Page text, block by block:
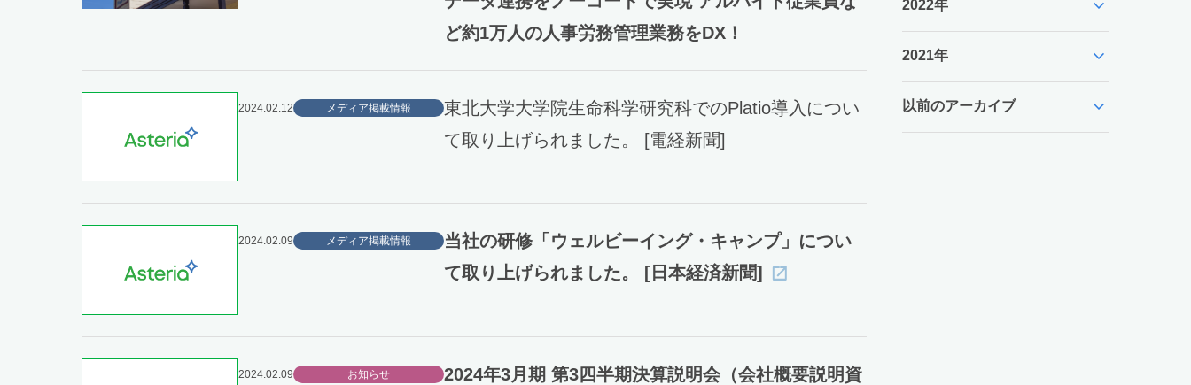
ど約1万人の人事労務管理業務をDX！
2024.02.12 メディア掲載情報
東北大学大学院生命科学研究科でのPlatio導入につい
て取り上げられました。 [電経新聞]
2024.02.09 メディア掲載情報
当社の研修「ウェルビーイング・キャンプ」につい
て取り上げられました。 [日本経済新聞]
2024.02.09 お知らせ
2024年3月期 第3四半期決算説明会（会社概要説明資
2022年 expand_more
2021年 expand_more
以前のアーカイブ expand_more